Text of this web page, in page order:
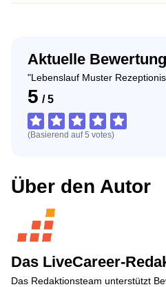
Aktuelle
"Lebenslauf Muster
5 / 5
(Basierend auf5 votes)
Über den Autor
Das LiveCareer-
Das Redaktionsteam unterstützt